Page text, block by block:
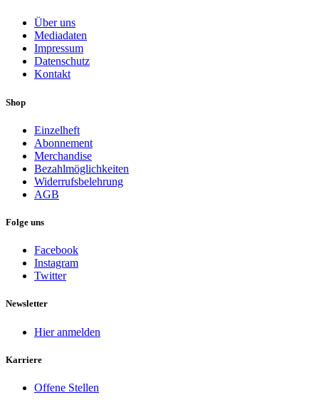
Über uns
Mediadaten
Impressum
Datenschutz
Kontakt
Shop
Einzelheft
Abonnement
Merchandise
Bezahlmöglichkeiten
Widerrufsbelehrung
AGB
Folge uns
Facebook
Instagram
Twitter
Newsletter
Hier anmelden
Karriere
Offene Stellen